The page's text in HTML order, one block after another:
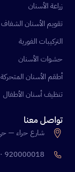
زراعة الأسنان
تقويم الأسنان الشفاف
التركيبات الفورية
حشوات الأسنان
أطقم الأسنان المتحركة
تنظيف أسنان الأطفال
تواصل معنا
شارع حراء —
920000018 · 0539099148